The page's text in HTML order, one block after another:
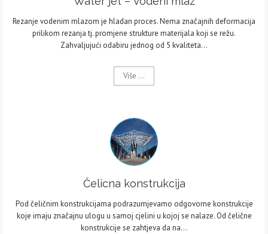
Rezanje vodenim mlazom je hladan proces. Nema značajnih deformacija
prilikom rezanja tj. promjene strukture materijala koji se režu.
Zahvaljujući odabiru jednog od 5 kvaliteta…
Više ...
Čelicna konstrukcija
Pod čeličnim konstrukcijama podrazumjevamo odgovorne konstrukcije
koje imaju značajnu ulogu u samoj cjelini u kojoj se nalaze. Od čelične
konstrukcije se zahtjeva da na…